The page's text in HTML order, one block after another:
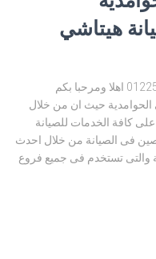
صيانة هيتاشي
توكيل صيانة هيتاشي الحوامدية 01225025360 اهلا ومرحبا بكم
الحوامدية حيث ان من خلال
كافة الخدمات للصيانة
فى الصيانة من خلال احدث
والتى تستخدم فى جميع فروع